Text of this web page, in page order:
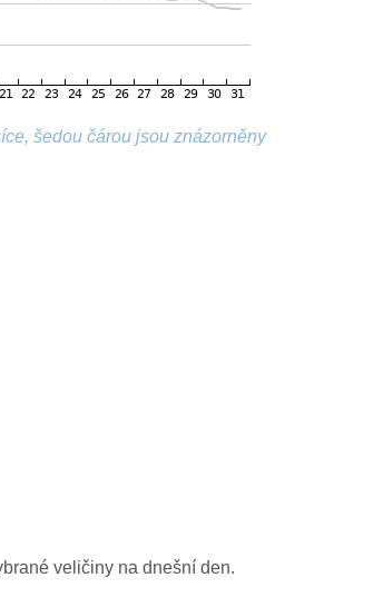
šedou čárou jsou znázorněny
veličiny na dnešní den.